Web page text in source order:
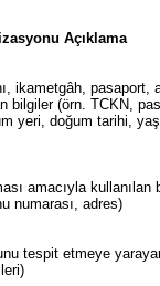
Açıklama
ikametgâh, pasaport,
bilgiler (örn. TCKN,
yeri, doğum tarihi,
amacıyla
numarası, adres)
tespit etmeye